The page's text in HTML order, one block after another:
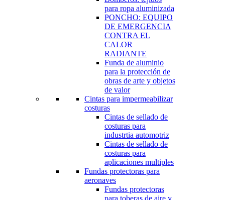
para ropa aluminizada
PONCHO: EQUIPO
DE EMERGENCIA
CONTRA EL
CALOR
RADIANTE
Funda de aluminio
para la protección de
obras de arte y objetos
de valor
Cintas para impermeabilizar
costuras
Cintas de sellado de
costuras para
industrtia automotriz
Cintas de sellado de
costuras para
aplicaciones multiples
Fundas protectoras para
aeronaves
Fundas protectoras